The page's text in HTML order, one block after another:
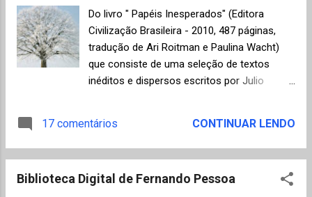
em todo o mundo. Vinte anos após a
fundação da sede de Genebra, em 1997, foi
inaugurado o Museu Barbier-Mueller em
Barcelona, Espanha, com coleções
representativas das culturas pré-hispânicas
da América Central, andina e da Amazônia.
são, em ordem de importância, África, Índias
Américas (pré e pós-colombiana), Ásia
tribal e, de uma forma geral, as fases pré-
Do livro " Papéis Inesperados" (Editora
Civilização Brasileira - 2010, 487 páginas,
tradução de Ari Roitman e Paulina Wacht)
que consiste de uma seleção de textos
inéditos e dispersos escritos por Julio
cômoda. Compilação de Aurora Bernárdez,
viúva do escritor, e Carles Álvarez Garriga. O
lirismo fantástico de Cortázar foi publicado
17 comentários CONTINUAR LENDO
Biblioteca Digital de Fernando Pessoa